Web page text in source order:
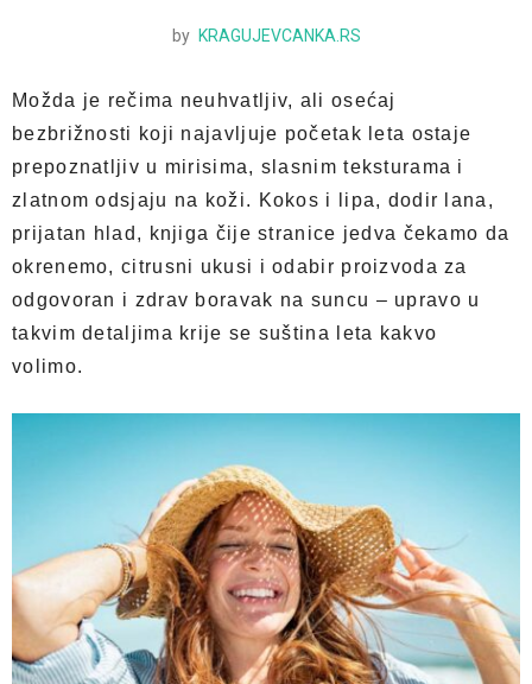
by KRAGUJEVCANKA.RS
Možda je rečima neuhvatljiv, ali osećaj
bezbrižnosti koji najavljuje početak leta ostaje
prepoznatljiv u mirisima, slasnim teksturama i
zlatnom odsjaju na koži. Kokos i lipa, dodir lana,
prijatan hlad, knjiga čije stranice jedva čekamo da
okrenemo, citrusni ukusi i odabir proizvoda za
odgovoran i zdrav boravak na suncu – upravo u
takvim detaljima krije se suština leta kakvo
volimo.